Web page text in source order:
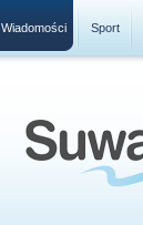
Wiadomości Sport